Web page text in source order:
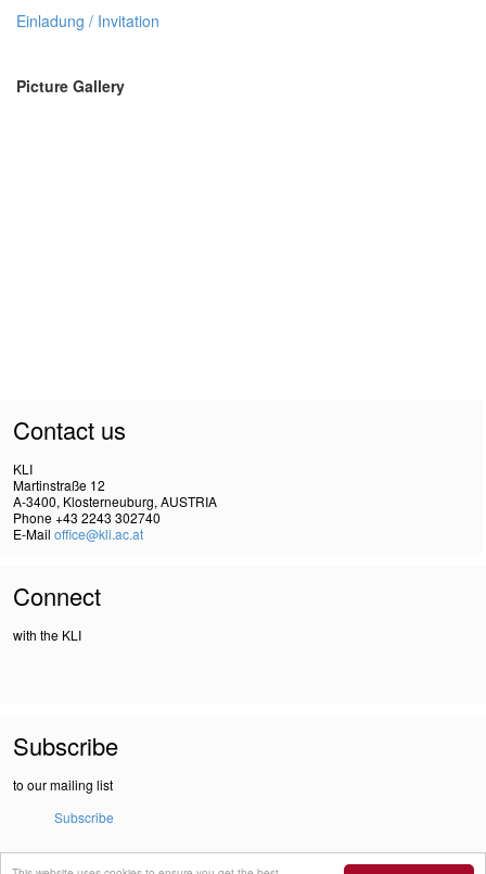
Einladung / Invitation
Picture Gallery
Contact us
KLI
Martinstraße 12
A-3400, Klosterneuburg, AUSTRIA
Phone +43 2243 302740
E-Mail office@kli.ac.at
Connect
with the KLI
Subscribe
to our mailing list
Subscribe